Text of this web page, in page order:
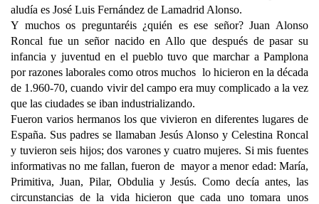
aludía es José Luis Fernández de Lamadrid Alonso.
Y muchos os preguntaréis ¿quién es ese señor? Juan Alonso
Roncal fue un señor nacido en Allo que después de pasar su
infancia y juventud en el pueblo tuvo que marchar a Pamplona
por razones laborales como otros muchos lo hicieron en la década
de 1.960-70, cuando vivir del campo era muy complicado a la vez
que las ciudades se iban industrializando.
Fueron varios hermanos los que vivieron en diferentes lugares de
España. Sus padres se llamaban Jesús Alonso y Celestina Roncal
y tuvieron seis hijos; dos varones y cuatro mujeres. Si mis fuentes
informativas no me fallan, fueron de mayor a menor edad: María,
Primitiva, Juan, Pilar, Obdulia y Jesús. Como decía antes, las
circunstancias de la vida hicieron que cada uno tomara unos